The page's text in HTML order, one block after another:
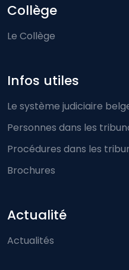
Collège
Le Collège
Infos utiles
Le système judiciaire
Personnes dans les
Procédures dans les
Brochures
Actualité
Actualités